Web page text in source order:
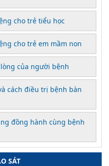
cho trẻ tiểu học
cho trẻ em mầm non
của người bệnh
cách điều trị bệnh bàn
đồng hành cùng bệnh
SÁT